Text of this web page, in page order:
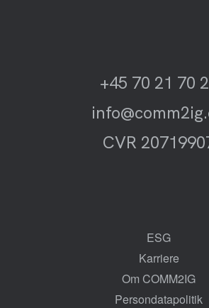
+45 70 21 70
CVR
ESG
Karriere
Om COMM2IG
Persondatapolitik